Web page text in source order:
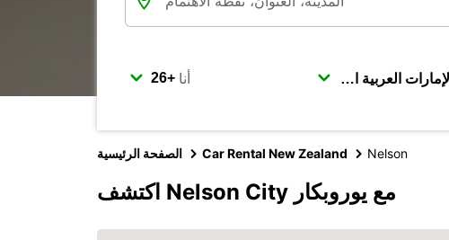
أنا
الصفحة الرئيسية Car Rental New Zealand Nelson
اكتشف Nelson City مع يوروبكار